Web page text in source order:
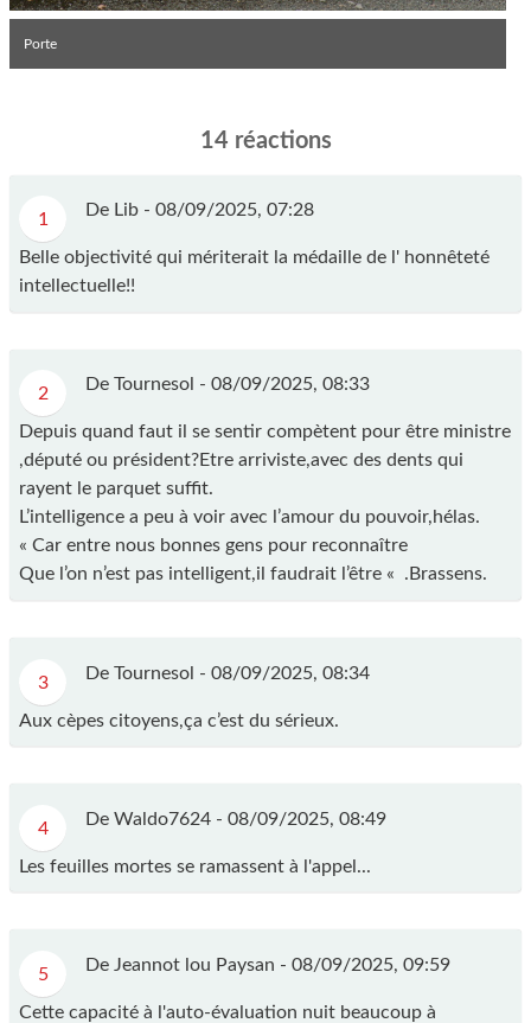
Porte
14 réactions
1 De Lib - 08/09/2025, 07:28
Belle objectivité qui mériterait la médaille de l' honnêteté
intellectuelle!!
2 De Tournesol - 08/09/2025, 08:33
Depuis quand faut il se sentir compètent pour être ministre
,député ou président?Etre arriviste,avec des dents qui
rayent le parquet suffit.
L’intelligence a peu à voir avec l’amour du pouvoir,hélas.
« Car entre nous bonnes gens pour reconnaître
Que l’on n’est pas intelligent,il faudrait l’être « .Brassens.
3 De Tournesol - 08/09/2025, 08:34
Aux cèpes citoyens,ça c’est du sérieux.
4 De Waldo7624 - 08/09/2025, 08:49
Les feuilles mortes se ramassent à l'appel...
5 De Jeannot lou Paysan - 08/09/2025, 09:59
Cette capacité à l'auto-évaluation nuit beaucoup à